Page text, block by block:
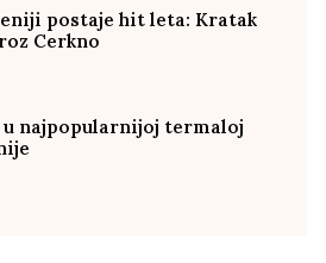
postaje hit leta: Kratak
Cerkno
u najpopularnijoj termaloj